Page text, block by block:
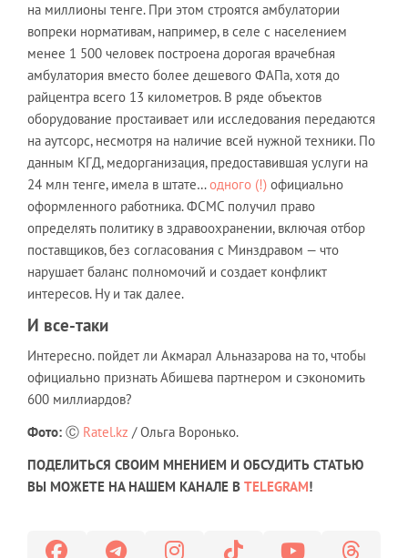
на миллионы тенге. При этом строятся амбулатории
вопреки нормативам, например, в селе с населением
менее 1 500 человек построена дорогая врачебная
амбулатория вместо более дешевого ФАПа, хотя до
райцентра всего 13 километров. В ряде объектов
оборудование простаивает или исследования передаются
на аутсорс, несмотря на наличие всей нужной техники. По
данным КГД, медорганизация, предоставившая услуги на
24 млн тенге, имела в штате…одного (!) официально
оформленного работника. ФСМС получил право
определять политику в здравоохранении, включая отбор
поставщиков, без согласования с Минздравом — что
нарушает баланс полномочий и создает конфликт
интересов. Ну и так далее.
И все-таки
Интересно. пойдет ли Акмарал Альназарова на то, чтобы
официально признать Абишева партнером и сэкономить
600 миллиардов?
Фото: Ⓒ Ratel.kz / Ольга Воронько.
ПОДЕЛИТЬСЯ СВОИМ МНЕНИЕМ И ОБСУДИТЬ СТАТЬЮ
ВЫ МОЖЕТЕ НА НАШЕМ КАНАЛЕ В TELEGRAM!